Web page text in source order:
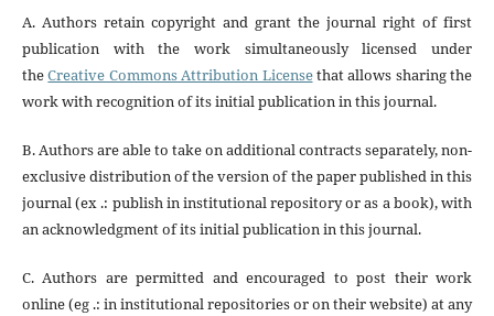
A. Authors retain copyright and grant the journal right of first
publication with the work simultaneously licensed under
theCreative Commons Attribution Licensethat allows sharing the
work with recognition of its initial publication in this journal.
B. Authors are able to take on additional contracts separately, non-
exclusive distribution of the version of the paper published in this
journal (ex .: publish in institutional repository or as a book), with
an acknowledgment of its initial publication in this journal.
C. Authors are permitted and encouraged to post their work
online (eg .: in institutional repositories or on their website) at any